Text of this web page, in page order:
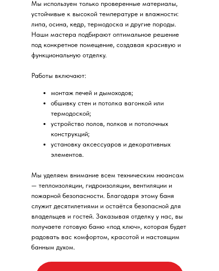
Мы используем только проверенные материалы,
устойчивые к высокой температуре и влажности:
липа, осина, кедр, термодоска и другие породы.
Наши мастера подбирают оптимальное решение
под конкретное помещение, создавая красивую и
функциональную отделку.
Работы включают:
монтаж печей и дымоходов;
обшивку стен и потолка вагонкой или
термодоской;
устройство полов, полков и потолочных
конструкций;
установку аксессуаров и декоративных
элементов.
Мы уделяем внимание всем техническим нюансам
— теплоизоляции, гидроизоляции, вентиляции и
пожарной безопасности. Благодаря этому баня
служит десятилетиями и остаётся безопасной для
владельцев и гостей. Заказывая отделку у нас, вы
получаете готовую баню «под ключ», которая будет
радовать вас комфортом, красотой и настоящим
банным духом.